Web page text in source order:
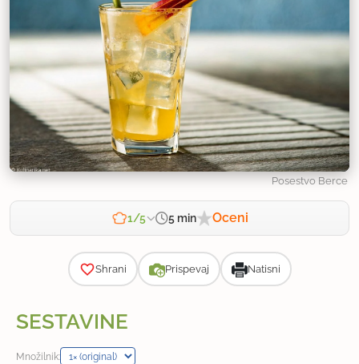
Posestvo Berce
1/5 5 min Oceni
Shrani Prispevaj Natisni
SESTAVINE
Množilnik: